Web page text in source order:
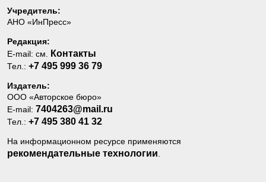
Учредитель:
АНО «ИнПресс»
Редакция:
E-mail: см.
Контакты
Тел.: +7 495 999 36 79
Издатель:
ООО «Авторское бюро»
E-mail: 7404263@mail.ru
Тел.: +7 495 380 41 32
На информационном ресурсе применяются
рекомендательные технологии